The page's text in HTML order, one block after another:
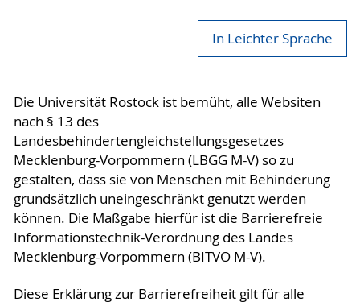
In Leichter Sprache
Die Universität Rostock ist bemüht, alle Websiten
nach § 13 des
Landesbehindertengleichstellungsgesetzes
Mecklenburg-Vorpommern (LBGG M-V) so zu
gestalten, dass sie von Menschen mit Behinderung
grundsätzlich uneingeschränkt genutzt werden
können. Die Maßgabe hierfür ist die Barrierefreie
Informationstechnik-Verordnung des Landes
Mecklenburg-Vorpommern (BITVO M-V).
Diese Erklärung zur Barrierefreiheit gilt für alle